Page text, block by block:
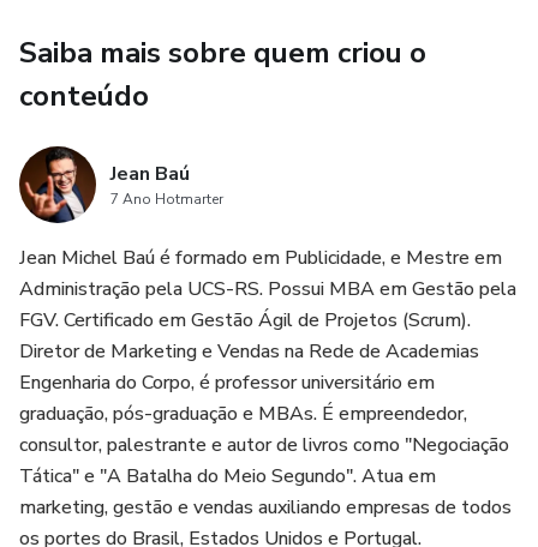
Ano: 2025
Edição: 1ª edição
Editora: Iniciativa Editorial
Dimensões: 14cm x 21cm x 3cm
Peso: 155gr
ISBN: 978-6598391928
Saiba mais sobre quem criou o
conteúdo
Jean Baú
7 Ano Hotmarter
Jean Michel Baú é formado em Publicidade, e Mestre em
Administração pela UCS-RS. Possui MBA em Gestão pela
FGV. Certificado em Gestão Ágil de Projetos (Scrum).
Diretor de Marketing e Vendas na Rede de Academias
Engenharia do Corpo, é professor universitário em
graduação, pós-graduação e MBAs. É empreendedor,
consultor, palestrante e autor de livros como "Negociação
Tática" e "A Batalha do Meio Segundo". Atua em
marketing, gestão e vendas auxiliando empresas de todos
os portes do Brasil, Estados Unidos e Portugal.